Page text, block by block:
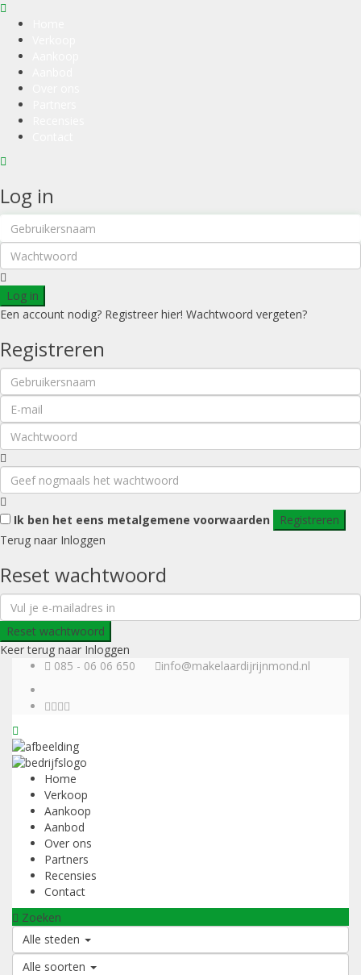
Log in
Log in
Een account nodig? Registreer hier! Wachtwoord vergeten?
Registreren
Ik ben het eens metalgemene voorwaarden
Registreren
Terug naar Inloggen
Reset wachtwoord
Reset wachtwoord
Keer terug naar Inloggen
085 - 06 06 650
info@makelaardijrijnmond.nl
Home
Verkoop
Aankoop
Aanbod
Over ons
Partners
Recensies
Contact
Zoeken
Alle steden
Alle soorten